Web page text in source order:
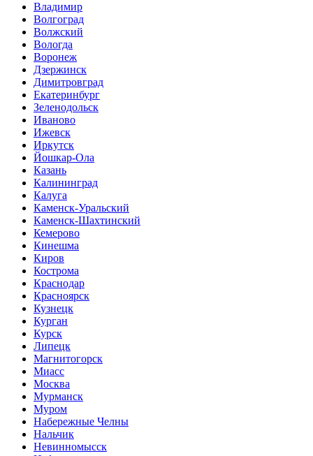
Владимир
Волгоград
Волжский
Вологда
Воронеж
Дзержинск
Димитровград
Екатеринбург
Зеленодольск
Иваново
Ижевск
Иркутск
Йошкар-Ола
Казань
Калининград
Калуга
Каменск-Уральский
Каменск-Шахтинский
Кемерово
Кинешма
Киров
Кострома
Краснодар
Красноярск
Кузнецк
Курган
Курск
Липецк
Магнитогорск
Миасс
Москва
Мурманск
Муром
Набережные Челны
Нальчик
Невинномысск